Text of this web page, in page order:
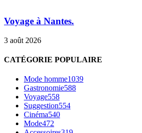
Voyage à Nantes.
3 août 2026
CATÉGORIE POPULAIRE
Mode homme1039
Gastronomie588
Voyage558
Suggestion554
Cinéma540
Mode472